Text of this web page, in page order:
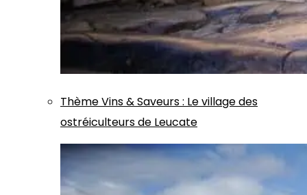
ThèmeVins & Saveurs: Le village des
ostréiculteurs de Leucate